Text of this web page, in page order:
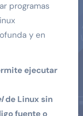
programas
y en
ejecutar
de Linux sin
fuente o